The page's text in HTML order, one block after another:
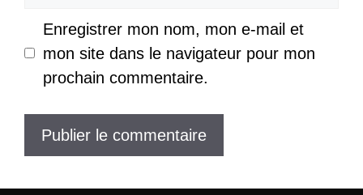
Enregistrer mon nom, mon e-mail et
mon site dans le navigateur pour mon
prochain commentaire.